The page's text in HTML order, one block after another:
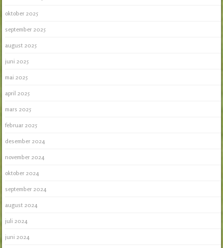
oktober 2025
september 2025
august 2025
juni 2025
mai 2025
april 2025
mars 2025
februar 2025
desember 2024
november 2024
oktober 2024
september 2024
august 2024
juli 2024
juni 2024